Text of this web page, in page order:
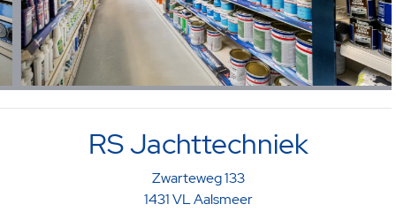
RS Jachttechniek
Zwarteweg 133
1431 VL Aalsmeer